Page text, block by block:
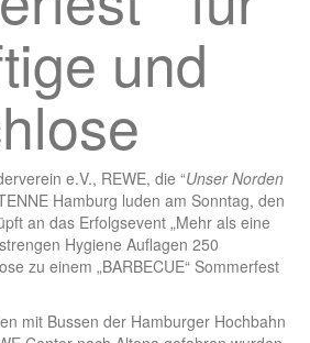
und
e.V., REWE, die “Unser Norden
Hamburg luden am Sonntag, den
an das Erfolgsevent „Mehr als eine
Hygiene Auflagen 250
zu einem „BARBECUE“ Sommerfest
mit Bussen der Hamburger Hochbahn